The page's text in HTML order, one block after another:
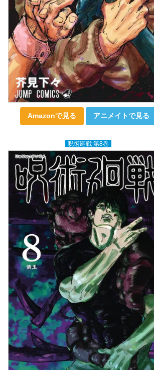
Amazonで見る アニメイトで見る
呪術廻戦 第8巻